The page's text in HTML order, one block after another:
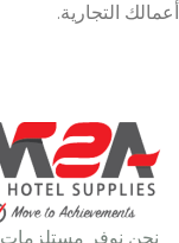
أعمالك التجارية.
نحن نوفر مستلزمات